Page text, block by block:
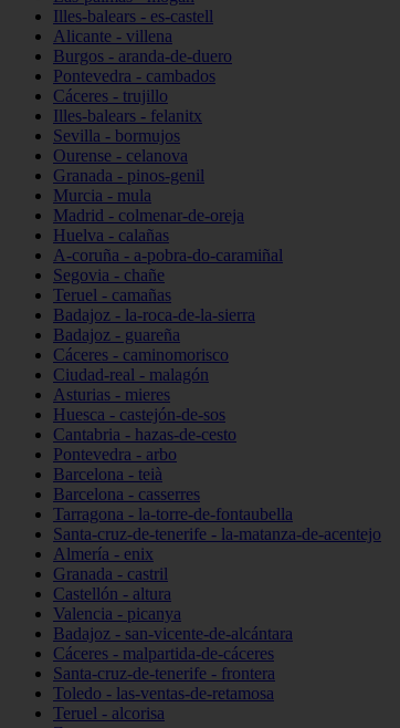
Illes-balears - es-castell
Alicante - villena
Burgos - aranda-de-duero
Pontevedra - cambados
Cáceres - trujillo
Illes-balears - felanitx
Sevilla - bormujos
Ourense - celanova
Granada - pinos-genil
Murcia - mula
Madrid - colmenar-de-oreja
Huelva - calañas
A-coruña - a-pobra-do-caramiñal
Segovia - chañe
Teruel - camañas
Badajoz - la-roca-de-la-sierra
Badajoz - guareña
Cáceres - caminomorisco
Ciudad-real - malagón
Asturias - mieres
Huesca - castejón-de-sos
Cantabria - hazas-de-cesto
Pontevedra - arbo
Barcelona - teià
Barcelona - casserres
Tarragona - la-torre-de-fontaubella
Santa-cruz-de-tenerife - la-matanza-de-acentejo
Almería - enix
Granada - castril
Castellón - altura
Valencia - picanya
Badajoz - san-vicente-de-alcántara
Cáceres - malpartida-de-cáceres
Santa-cruz-de-tenerife - frontera
Toledo - las-ventas-de-retamosa
Teruel - alcorisa